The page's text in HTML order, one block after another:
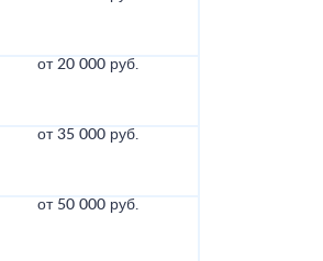
от 20 000 руб.
от 35 000 руб.
от 50 000 руб.